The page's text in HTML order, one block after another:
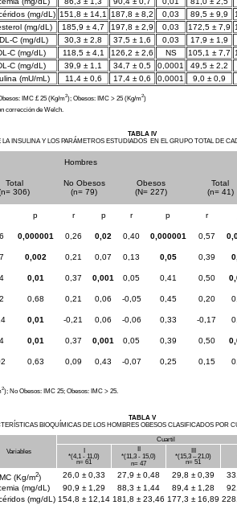
(mg/dL) 151,8 ± 14,1 187,8 ± 8,2 0,03 89,5 ± 9,9
(mg/dL)
185,9 ± 4,7 197,8 ± 2,9 0,03 172,5 ± 7,9
C (mg/dL)
30,3 ± 2,8 37,5 ± 1,6 0,03 17,9 ± 1,9
C (mg/dL)
118,5 ± 4,1 126,2 ± 2,6 NS 105,1 ± 7,7
C (mg/dL)
39,9 ± 1,1 34,7 ± 0,5 0,0001 49,5 ± 2,2
(mU/mL)
11,4 ± 0,6 17,4 ± 0,6 0,0001 9,0 ± 0,9
IMC £ 25 (Kg/m2); Obesos: IMC > 25 (Kg/m2)
corrección de Welch.
TABLA IV
INSULINA Y LOS PARÁMETROS ESTUDIADOS EN EL GRUPO TOTAL DE
Hombres
Total
306)
No Obesos
(n= 79)
Obesos
(N= 227)
Total
(n= 41)
p r p r p r
0,000001 0,26 0,02 0,40 0,000001 0,57
0,002 0,21 0,07 0,13 0,05 0,39
0,01 0,37 0,001 0,05 0,41 0,50
0,68 0,21 0,06 -0,05 0,45 0,20
0,01 -0,21 0,06 -0,06 0,33 -0,17
0,01 0,37 0,001 0,05 0,39 0,50
0,63 0,09 0,43 -0,07 0,25 0,15
2); No Obesos: IMC 25; Obesos: IMC > 25.
TABLA V
BIOQUÍMICAS DE LOS HOMBRES OBESOS CLASIFICADOS POR
Variables
Cuartil
*(4,1 - 11,0)
n= 61
*(11,3 - 15,0)
n= 47
*(15,3 – 21,0)
n= 51
(Kg/m2) 26,0 ± 0,33 27,9 ± 0,48 29,8 ± 0,39
(mg/dL)
90,9 ± 1,29 88,3 ± 1,44 89,4 ± 1,28
(mg/dL) 154,8 ± 12,14 181,8 ± 23,46 177,3 ± 16,89